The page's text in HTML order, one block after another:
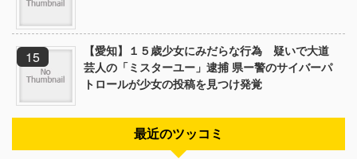
【愛知】１５歳少女にみだらな行為 疑いで大道
芸人の「ミスターユー」逮捕 県ー警のサイバーパ
トロールが少女の投稿を見つけ発覚
最近のツッコミ